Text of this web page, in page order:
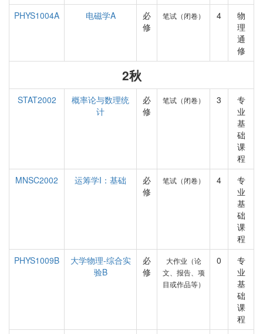
PHYS1004A
电磁学A
必
修
笔试（闭卷） 4
物
理
通
修
2秋
STAT2002
概率论与数理统
计
必
修
笔试（闭卷） 3
专
业
基
础
课
程
MNSC2002
运筹学I：基础
必
修
笔试（闭卷） 4
专
业
基
础
课
程
PHYS1009B
大学物理-综合实
验B
必
修
大作业（论
文、报告、项
目或作品等）
0
专
业
基
础
课
程